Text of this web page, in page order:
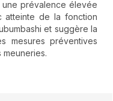
une prévalence élevée
atteinte de la fonction
et suggère la
mesures préventives
meuneries.